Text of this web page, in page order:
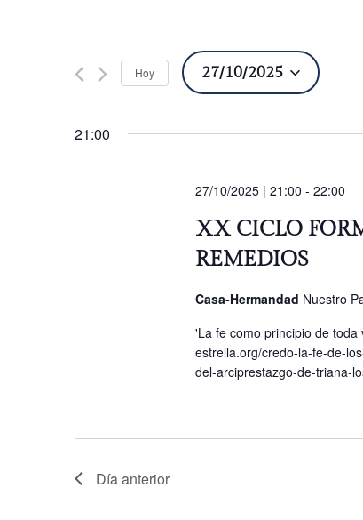
Hoy 27/10/2025
21:00
27/10/2025 | 21:00 - 22:00
XX CICLO
REMEDIOS
Casa-Hermandad Nuestro
'La fe como principio de
estrella.org/credo-la-fe-de-
del-arciprestazgo-de-triana-
Día anterior